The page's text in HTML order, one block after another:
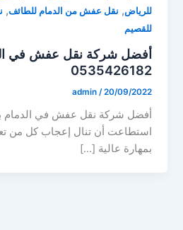
للرياض, نقل عفش من الدمام للطائف,
للقصيم
أفضل شركة نقل عفش في
0535426182
admin /20/09/2022
أفضل شركة نقل عفش في الدمام
استطاعت أن تنال إعجاب كل من
بمهارة عالية […]